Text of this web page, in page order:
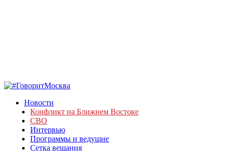
Новости
Конфликт на Ближнем Востоке
СВО
Интервью
Программы и ведущие
Сетка вещания